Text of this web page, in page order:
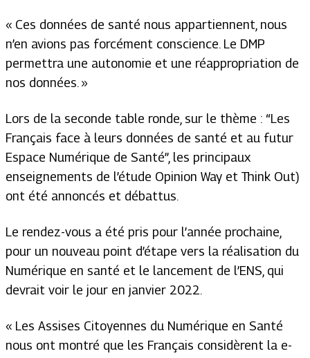
« Ces données de santé nous appartiennent, nous
n’en avions pas forcément conscience. Le DMP
permettra une autonomie et une réappropriation de
nos données. »
Lors de la seconde table ronde, sur le thème : “Les
Français face à leurs données de santé et au futur
Espace Numérique de Santé”, les principaux
enseignements de l’étude Opinion Way et Think Out)
ont été annoncés et débattus.
Le rendez-vous a été pris pour l’année prochaine,
pour un nouveau point d’étape vers la réalisation du
Numérique en santé et le lancement de l’ENS, qui
devrait voir le jour en janvier 2022.
« Les Assises Citoyennes du Numérique en Santé
nous ont montré que les Français considèrent la e-